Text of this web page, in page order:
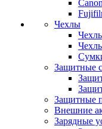
Canon
Чехлы
Защитные
Защитные
Внешние
Зарядные